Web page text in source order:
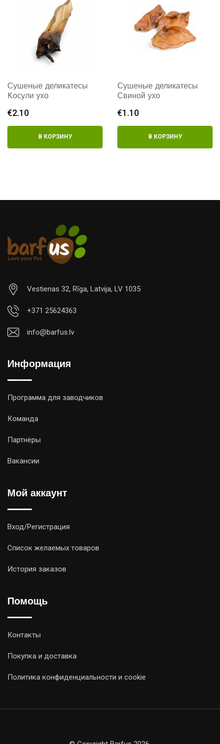
Сушеные деликатесы
Kосули ухо
€2.10
В КОРЗИНУ
Сушеные деликатесы
Свиной ухо
€1.10
В КОРЗИНУ
Vestienas 32, Rīga, Latvija, LV 1035
+371 25624363
info@barfus.lv
Информация
Программа для заводчиков
Команда
Партнёры
Вакансии
Мой аккаунт
Вход/Регистрация
Список желаемых товаров
История заказов
Помощь
Контакты
Покупка и доставка
Политика конфиденциальности и cookie